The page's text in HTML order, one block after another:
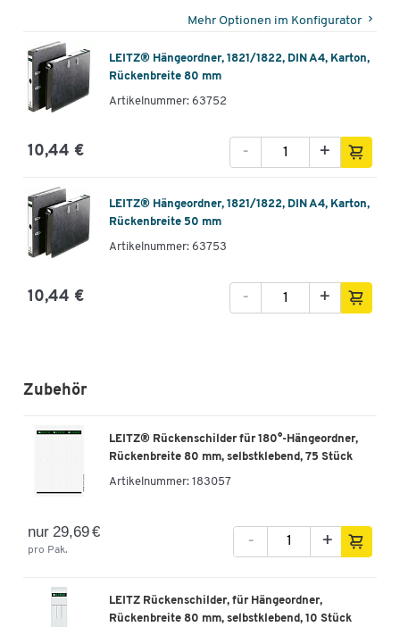
Mehr Optionen im Konfigurator
LEITZ® Hängeordner, 1821/1822, DIN A4, Karton,
Rückenbreite 80 mm
Artikelnummer: 63752
10,44 € +
-
LEITZ® Hängeordner, 1821/1822, DIN A4, Karton,
Rückenbreite 50 mm
Artikelnummer: 63753
10,44 € +
-
Zubehör
LEITZ® Rückenschilder für 180°-Hängeordner,
Rückenbreite 80 mm, selbstklebend, 75 Stück
Artikelnummer: 183057
nur 29,69 €
pro Pak.
- +
LEITZ Rückenschilder, für Hängeordner,
Rückenbreite 80 mm, selbstklebend, 10 Stück